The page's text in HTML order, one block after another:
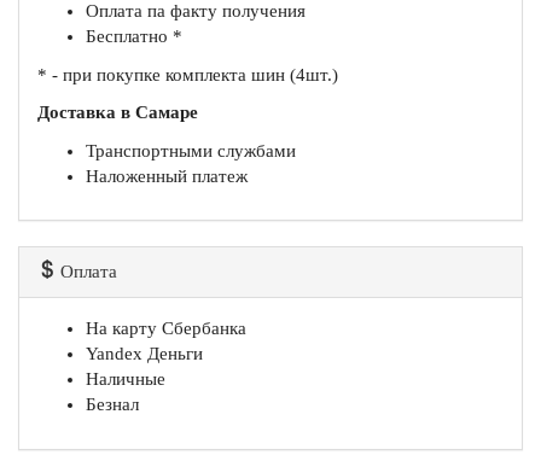
Оплата па факту получения
Бесплатно *
* - при покупке комплекта шин (4шт.)
Доставка в Самаре
Транспортными службами
Наложенный платеж
Оплата
На карту Сбербанка
Yandex Деньги
Наличные
Безнал